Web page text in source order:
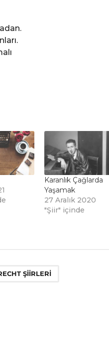
Karanlık Çağlarda
Yaşamak
27 Aralık 2020
"Şiir" içinde
ŞİİRLERİ